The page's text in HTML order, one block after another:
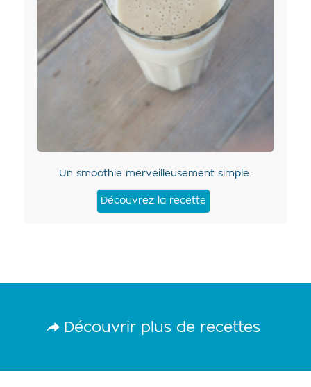
Un smoothie merveilleusement simple.
Découvrez la recette
Découvrir plus de recettes